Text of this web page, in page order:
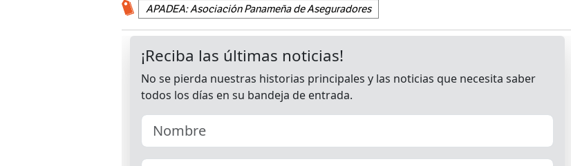
APADEA: Asociación Panameña de Aseguradores